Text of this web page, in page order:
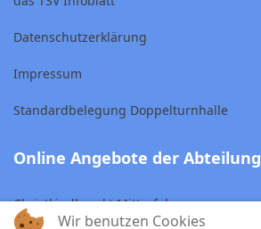
Datenschutzerklärung
Impressum
Standardbelegung Doppelturnhalle
Online Angebote der
Christkindlmarkt Mitterfels
Wir benutzen Cookies